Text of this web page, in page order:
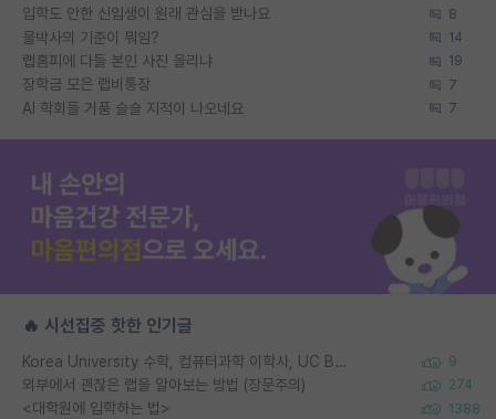
입학도 안한 신입생이 원래 관심을 받나요 8
물박사의 기준이 뭐임? 14
랩홈피에 다들 본인 사진 올리냐 19
장학금 모은 랩비통장 7
AI 학회들 거품 슬슬 지적이 나오네요 7
🔥 시선집중 핫한 인기글
Korea University 수학, 컴퓨터과학 이학사, UC Berkeley 산업공학 대학원 공학박사가 되는 것은 쉽지 않겠죠? 9
외부에서 괜찮은 랩을 알아보는 방법 (장문주의) 274
<대학원에 입학하는 법> 1388